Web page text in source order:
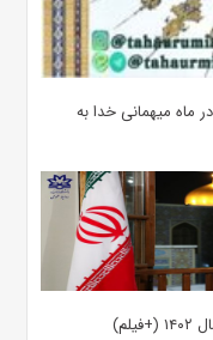
ماه میهمانی خدا به